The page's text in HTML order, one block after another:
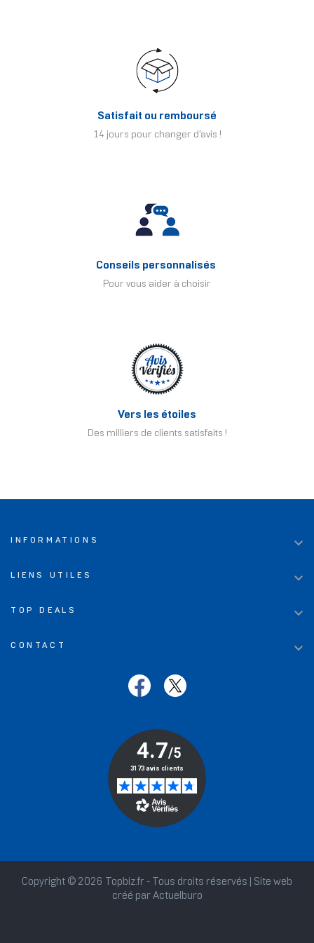
Satisfait ou remboursé
14 jours pour changer d'avis !
Conseils personnalisés
Pour vous aider à choisir
Vers les étoiles
Des milliers de clients satisfaits !
INFORMATIONS 
LIENS UTILES 
TOP DEALS 
CONTACT 
Copyright © 2026 Topbiz.fr - Tous droits réservés | Site web
créé par Actuelburo